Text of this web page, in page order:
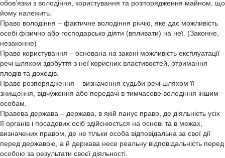
обов’язки з володіння, користування та розпорядження майном, що
йому належить.
Право володіння – фактичне володіння річчю, яке дає можливість
особі фізично або господарсько діяти (впливати) на неї. (Законне,
незаконне)
Право користування – основана на законі можливість експлуатації
речі шляхом здобуття з неї корисних властивостей, отримання
плодів та доходів.
Право розпорядження – визначення судьби речі шляхом її
знищення, відчуження або передачі в тимчасове володіння іншим
особам.
Правова держава – держава, в якій панує право, де діяльність усіх
її органів і посадових осіб здійснюється на основі та в межах,
визначених правом, де не тільки особа відповідальна за свої дії
перед державою, а й держава несе реальну відповідальність перед
особою за результати своєї діяльності.